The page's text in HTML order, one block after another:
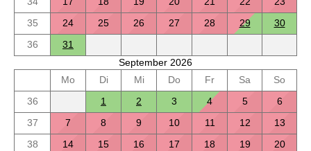
35
24 25 26 27 28 29
30
36
31
September 2026
Mo
Di Mi Do Fr Sa
So
36
1 2 3 4 5
6
37
7 8 9 10 11 12
13
38
14 15 16 17 18 19
20